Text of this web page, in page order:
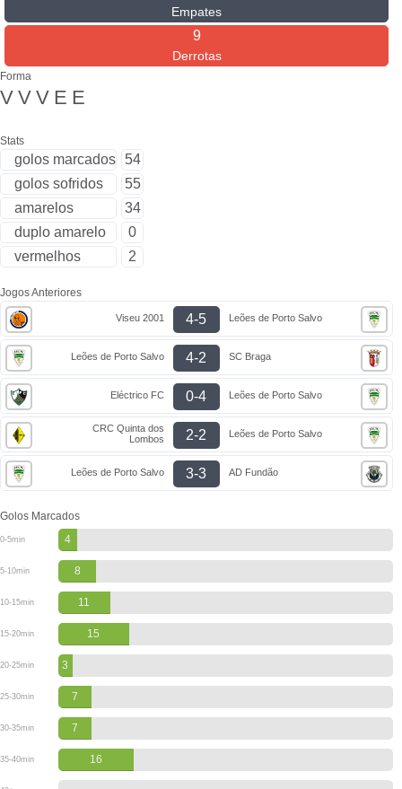
Empates
9
Derrotas
Forma
V V V E E
Stats
golos marcados
54
golos sofridos
55
amarelos
34
duplo amarelo
0
vermelhos
2
Jogos Anteriores
Viseu 2001 4-5 Leões de Porto Salvo
Leões de Porto Salvo 4-2 SC Braga
Eléctrico FC 0-4 Leões de Porto Salvo
CRC Quinta dos
Lombos
2-2 Leões de Porto Salvo
Leões de Porto Salvo 3-3 AD Fundão
Golos Marcados
0-5min 4
5-10min 8
10-15min 11
15-20min 15
20-25min 3
25-30min 7
30-35min 7
35-40min 16